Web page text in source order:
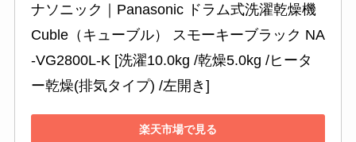
ナソニック｜Panasonic ドラム式洗濯乾燥機
Cuble（キューブル） スモーキーブラック NA
-VG2800L-K [洗濯10.0kg /乾燥5.0kg /ヒータ
ー乾燥(排気タイプ) /左開き]
楽天市場で見る